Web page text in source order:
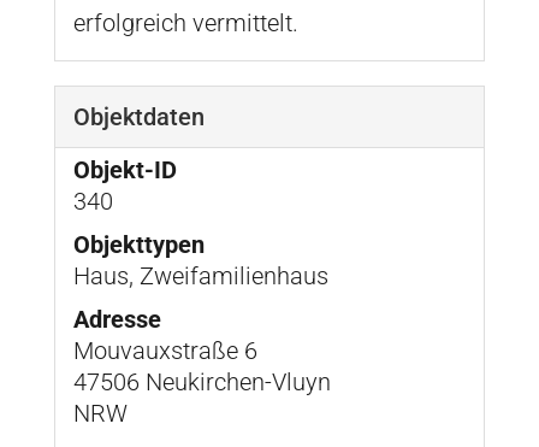
erfolgreich vermittelt.
Objektdaten
Objekt-ID
340
Objekttypen
Haus, Zweifamilienhaus
Adresse
Mouvauxstraße 6
47506 Neukirchen-Vluyn
NRW